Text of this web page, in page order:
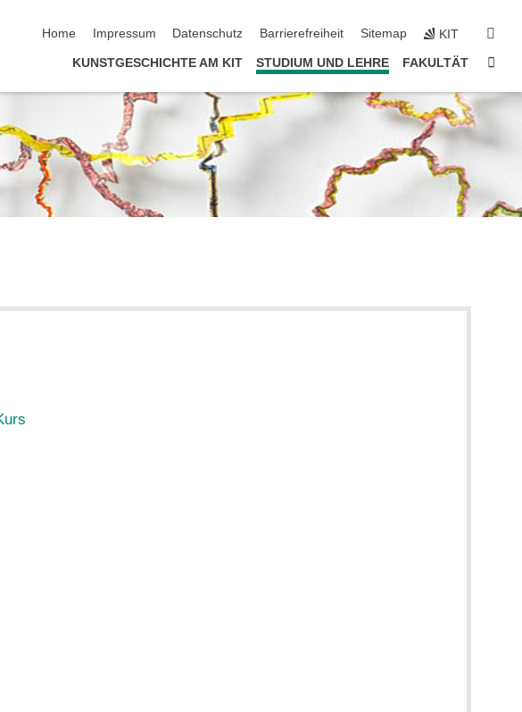
Home
Impressum Datenschutz Barrierefreiheit Sitemap KIT
KUNSTGESCHICHTE AM KIT STUDIUM UND LEHRE FAKULTÄT